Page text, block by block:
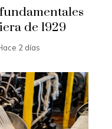
de 1929
2 días